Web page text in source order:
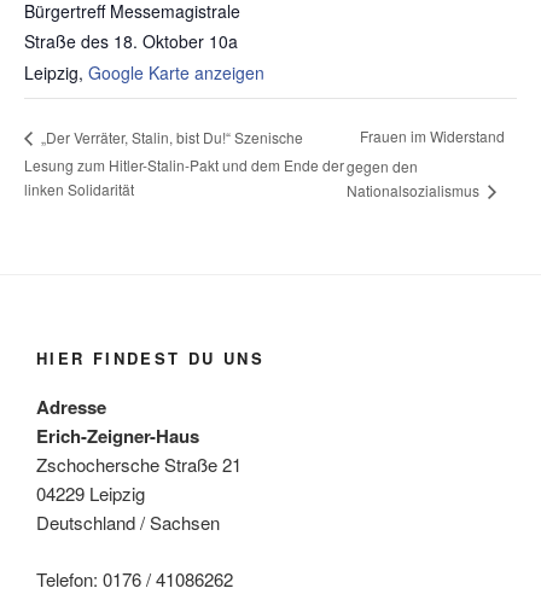
Bürgertreff Messemagistrale
Straße des 18. Oktober 10a
Leipzig, Google Karte anzeigen
„Der Verräter, Stalin, bist Du!“ Szenische
Lesung zum Hitler-Stalin-Pakt und dem Ende der
linken Solidarität
Frauen im Widerstand
gegen den
Nationalsozialismus
HIER FINDEST DU UNS
Adresse
Erich-Zeigner-Haus
Zschochersche Straße 21
04229 Leipzig
Deutschland / Sachsen
Telefon: 0176 / 41086262